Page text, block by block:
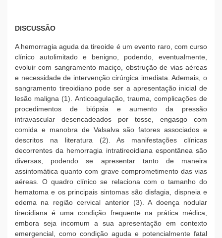
DISCUSSÃO
A hemorragia aguda da tireoide é um evento raro, com curso
clínico autolimitado e benigno, podendo, eventualmente,
evoluir com sangramento maciço, obstrução de vias aéreas
e necessidade de intervenção cirúrgica imediata. Ademais, o
sangramento tireoidiano pode ser a apresentação inicial de
lesão maligna (1). Anticoagulação, trauma, complicações de
procedimentos de biópsia e aumento da pressão
intravascular desencadeados por tosse, engasgo com
comida e manobra de Valsalva são fatores associados e
descritos na literatura (2). As manifestações clínicas
decorrentes da hemorragia intratireoidiana espontânea são
diversas, podendo se apresentar tanto de maneira
assintomática quanto com grave comprometimento das vias
aéreas. O quadro clínico se relaciona com o tamanho do
hematoma e os principais sintomas são disfagia, dispneia e
edema na região cervical anterior (3). A doença nodular
tireoidiana é uma condição frequente na prática médica,
embora seja incomum a sua apresentação em contexto
emergencial, como condição aguda e potencialmente fatal